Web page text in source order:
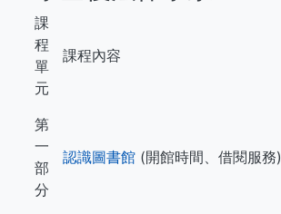
結
課
程
單
元
課程內容
第
一
部
分
認識圖書館 (開館時間、借閱服務)